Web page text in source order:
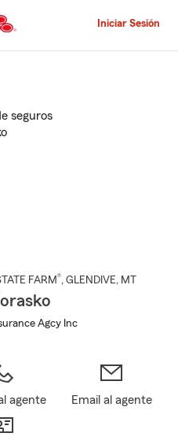
al
principal
Iniciar Sesión
FARM®, GLENDIVE, MT
Agcy Inc
agente Email al agente